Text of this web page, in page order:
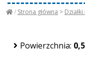
Strona główna >
Powierzchnia: